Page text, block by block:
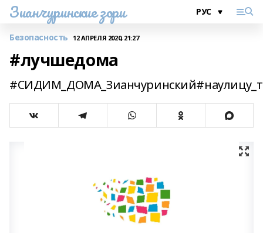
Зианчуринские зори
Безопасность 12 АПРЕЛЯ 2020, 21:27
#лучшедома